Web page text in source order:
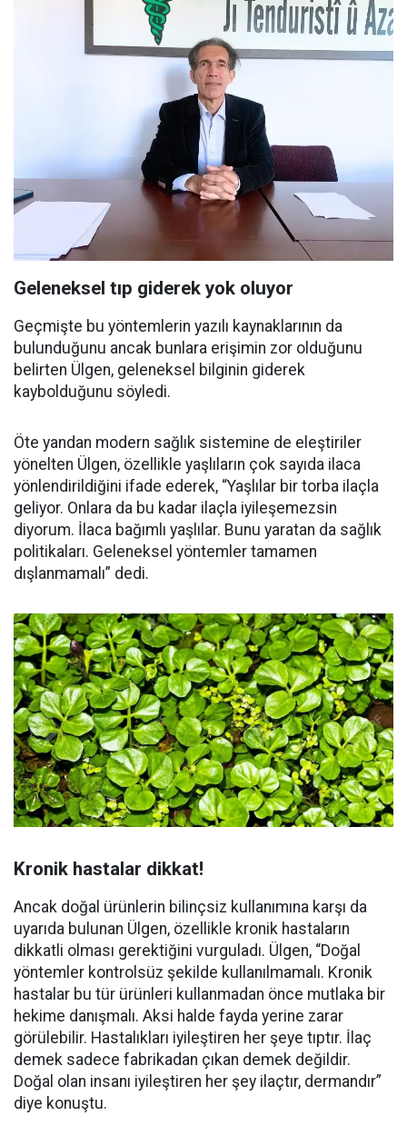
Geleneksel tıp giderek yok oluyor
Geçmişte bu yöntemlerin yazılı kaynaklarının da
bulunduğunu ancak bunlara erişimin zor olduğunu
belirten Ülgen, geleneksel bilginin giderek
kaybolduğunu söyledi.
Öte yandan modern sağlık sistemine de eleştiriler
yönelten Ülgen, özellikle yaşlıların çok sayıda ilaca
yönlendirildiğini ifade ederek, “Yaşlılar bir torba ilaçla
geliyor. Onlara da bu kadar ilaçla iyileşemezsin
diyorum. İlaca bağımlı yaşlılar. Bunu yaratan da sağlık
politikaları. Geleneksel yöntemler tamamen
dışlanmamalı” dedi.
Kronik hastalar dikkat!
Ancak doğal ürünlerin bilinçsiz kullanımına karşı da
uyarıda bulunan Ülgen, özellikle kronik hastaların
dikkatli olması gerektiğini vurguladı. Ülgen, “Doğal
yöntemler kontrolsüz şekilde kullanılmamalı. Kronik
hastalar bu tür ürünleri kullanmadan önce mutlaka bir
hekime danışmalı. Aksi halde fayda yerine zarar
görülebilir. Hastalıkları iyileştiren her şeye tıptır. İlaç
demek sadece fabrikadan çıkan demek değildir.
Doğal olan insanı iyileştiren her şey ilaçtır, dermandır”
diye konuştu.